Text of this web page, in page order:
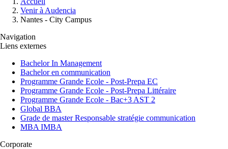
d'ArianeVenir à Audencia
Nantes - City Campus
Navigation
Liens externes
Bachelor In Management
Bachelor en communication
Programme Grande Ecole - Post-Prepa EC
Programme Grande Ecole - Post-Prepa Littéraire
Programme Grande Ecole - Bac+3 AST 2
Global BBA
Grade de master Responsable stratégie communication
MBA IMBA
Corporate